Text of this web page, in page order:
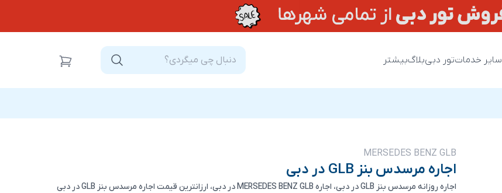
سایر خدماتتور دبیبلاگبیشتر
MERSEDES BENZ GLB
اجاره مرسدس بنز GLB در دبی
اجاره روزانه مرسدس بنز GLB در دبی، اجاره MERSEDES BENZ GLB در دبی، ارزانترین قیمت اجاره مرسدس بنز GLB در دبی